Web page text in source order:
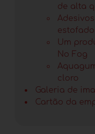
de alta
Um
No Fog
cloro
Galeria de
Cartão da